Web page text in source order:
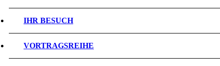
IHR BESUCH
VORTRAGSREIHE